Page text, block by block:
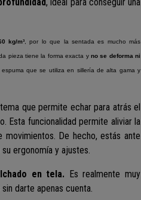
, ideal para conseguir una
kg/m³, por lo que la sentada es mucho más
pieza tiene la forma exacta y no se deforma ni
que se utiliza en sillería de alta gama y
que permite echar para atrás el
Esta funcionalidad permite aliviar la
De hecho, estás ante
ergonomía y ajustes.
en tela. Es realmente muy
darte apenas cuenta.